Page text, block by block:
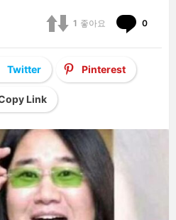
1 좋아요 0
Twitter Pinterest
Link